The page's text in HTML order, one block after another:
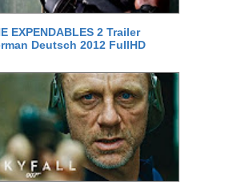
EXPENDABLES 2 Trailer
Deutsch 2012 FullHD